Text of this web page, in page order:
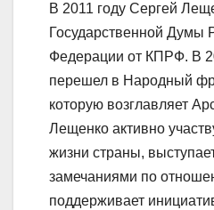
В 2011 году Сергей
Государственной Думы
Федерации от КПРФ. В
перешел в Народный
которую возглавляет
Лещенко активно
жизни страны,
замечаниями по
поддерживает